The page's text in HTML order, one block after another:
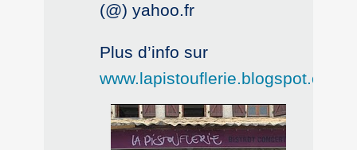
(@) yahoo.fr
Plus d’info sur
www.lapistouflerie.blogspot.com